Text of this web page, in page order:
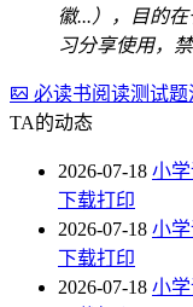
徽...），目的
习分享使用，
必读书阅读测试题
TA的动态
2026-07-18 小
下载打印
2026-07-18 小
下载打印
2026-07-18 小